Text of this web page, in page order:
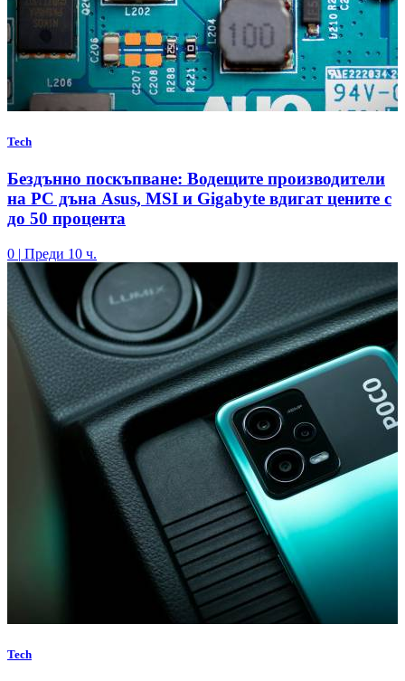
Tech
Бездънно поскъпване: Водещите производители
на РС дъна Asus, MSI и Gigabyte вдигат цените с
до 50 процента
0 | Преди 10 ч.
Tech